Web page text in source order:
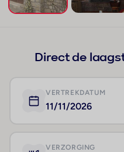
Direct de
VERTREKDATUM
11/11/2026
VERZORGING